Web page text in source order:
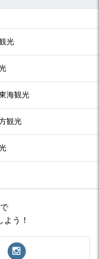
光
海観光
観光
う！